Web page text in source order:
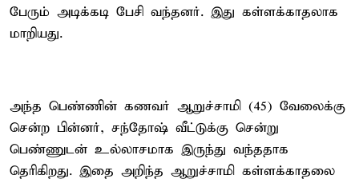
பேரும் அடிக்கடி பேசி வந்தனர். இது கள்ளக்காதலாக
மாறியது.
அந்த பெண்ணின் கணவர் ஆறுச்சாமி (45) வேலைக்கு
சென்ற பின்னர், சந்தோஷ் வீட்டுக்கு சென்று
பெண்ணுடன் உல்லாசமாக இருந்து வந்ததாக
தெரிகிறது. இதை அறிந்த ஆறுச்சாமி கள்ளக்காதலை